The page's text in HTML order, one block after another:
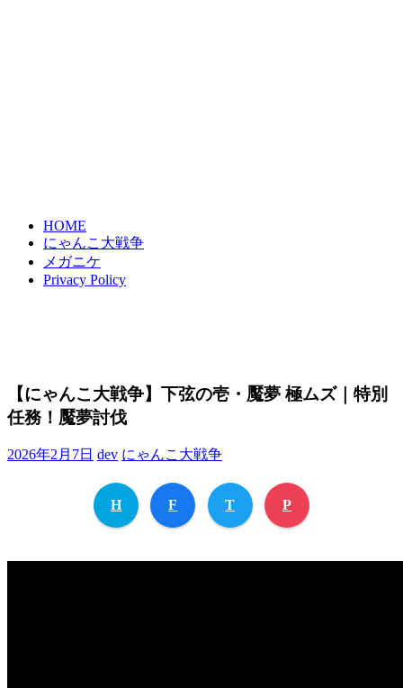
HOME
にゃんこ大戦争
メガニケ
Privacy Policy
【にゃんこ大戦争】下弦の壱・魘夢 極ムズ｜特別
任務！魘夢討伐
2026年2月7日 dev にゃんこ大戦争
H F T P